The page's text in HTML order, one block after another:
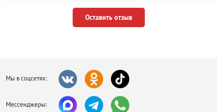
Оставить отзыв
Мы в соцсетях:
Мессенджеры: